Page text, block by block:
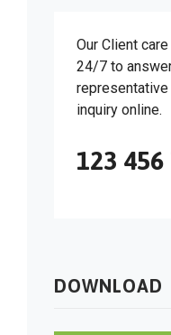
Our Client
24/7 to
inquiry online.
123 456
DOWNLOAD